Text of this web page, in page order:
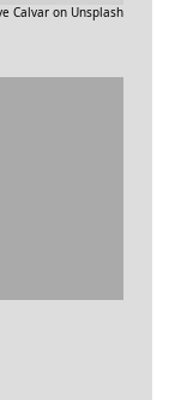
Calvar on Unsplash